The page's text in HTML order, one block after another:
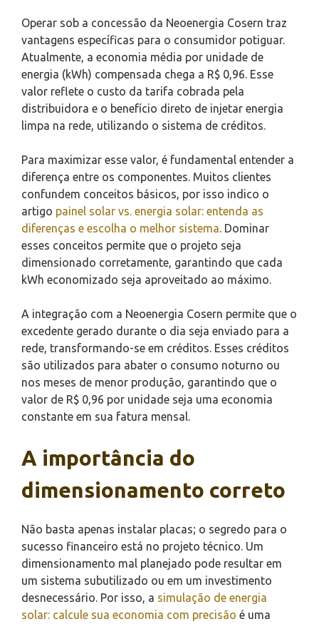
Operar sob a concessão da Neoenergia Cosern traz
vantagens específicas para o consumidor potiguar.
Atualmente, a economia média por unidade de
energia (kWh) compensada chega a R$ 0,96. Esse
valor reflete o custo da tarifa cobrada pela
distribuidora e o benefício direto de injetar energia
limpa na rede, utilizando o sistema de créditos.
Para maximizar esse valor, é fundamental entender a
diferença entre os componentes. Muitos clientes
confundem conceitos básicos, por isso indico o
artigo painel solar vs. energia solar: entenda as
diferenças e escolha o melhor sistema . Dominar
esses conceitos permite que o projeto seja
dimensionado corretamente, garantindo que cada
kWh economizado seja aproveitado ao máximo.
A integração com a Neoenergia Cosern permite que o
excedente gerado durante o dia seja enviado para a
rede, transformando-se em créditos. Esses créditos
são utilizados para abater o consumo noturno ou
nos meses de menor produção, garantindo que o
valor de R$ 0,96 por unidade seja uma economia
constante em sua fatura mensal.
A importância do
dimensionamento correto
Não basta apenas instalar placas; o segredo para o
sucesso financeiro está no projeto técnico. Um
dimensionamento mal planejado pode resultar em
um sistema subutilizado ou em um investimento
desnecessário. Por isso, a simulação de energia
solar: calcule sua economia com precisão é uma